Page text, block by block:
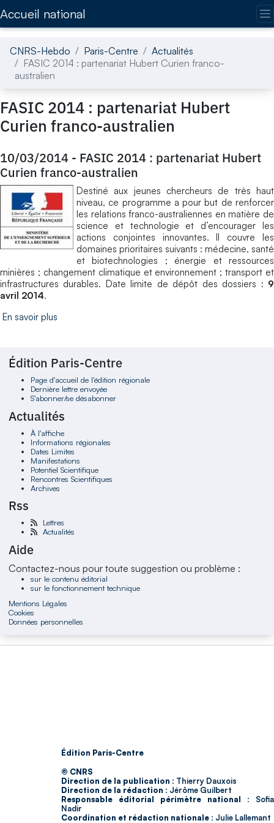
Accueil national
CNRS-Hebdo Paris-Centre
Actualités
FASIC 2014 : partenariat Hubert Curien franco-
australien
FASIC 2014 : partenariat Hubert
Curien franco-australien
10/03/2014 - FASIC 2014 : partenariat Hubert
Curien franco-australien
Destiné aux jeunes chercheurs de très haut
niveau, ce programme a pour but de renforcer
les relations franco-australiennes en matière de
science et technologie et d’encourager les
actions conjointes innovantes. Il couvre les
domaines prioritaires suivants : médecine, santé
et biotechnologies ; énergie et ressources
minières ; changement climatique et environnement ; transport et
infrastructures durables. Date limite de dépôt des dossiers : 9
avril 2014.
En savoir plus
Édition Paris-Centre
Page d'accueil de l'édition régionale
Dernière lettre envoyée
S'abonner/se désabonner
Actualités
À l'affiche
Informations régionales
Dates Limites
Manifestations
Potentiel Scientifique
Rencontres Scientifiques
Archives
Rss
Lettres
Actualités
Aide
Contactez-nous pour toute suggestion ou problème :
sur le contenu éditorial
sur le fonctionnement technique
Mentions Légales
Cookies
Données personnelles
Édition Paris-Centre
© CNRS
Direction de la publication : Thierry Dauxois
Direction de la rédaction : Jérôme Guilbert
Responsable éditorial périmètre national : Sofia
Nadir
Coordination et rédaction nationale : Julie Lallemant